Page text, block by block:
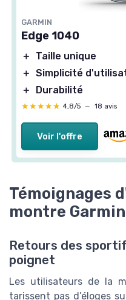
GARMIN
Edge 1040
＋
Taille unique
＋ Simplicité
＋
Durabilité
★★★★★
★★★★★ 4,8/5 — 18 avis
Voir l'offre
Témoignages
montre
Retours des
poignet
Les utilisateurs de la
tarissent pas d’éloges
Edge 1040
＋
Simplicité
＋
Durabilité
★★★★★
★★★★★
Voir l'offre